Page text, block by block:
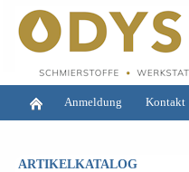
Anmeldung Kontakt
ARTIKELKATALOG